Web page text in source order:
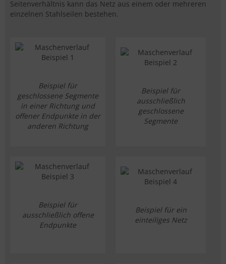
Seitenverhältnis kann das Netz aus einem oder mehreren
einzelnen Stahlseilen bestehen.
Beispiel für
geschlossene Segmente
in einer Richtung und
offener Endpunkte in der
anderen Richtung
Beispiel für
ausschließlich
geschlossene
Segmente
Beispiel für
ausschließlich offene
Endpunkte
Beispiel für ein
einteiliges Netz